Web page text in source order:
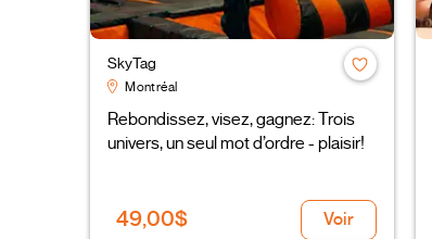
SkyTag
Montréal
Rebondissez, visez, gagnez: Trois
univers, un seul mot d’ordre - plaisir!
49,00$ Voir